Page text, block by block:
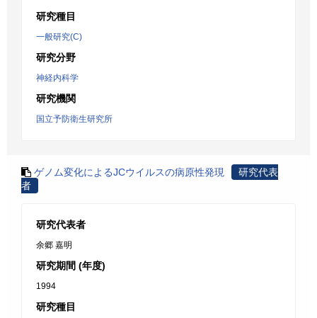
研究種目
一般研究(C)
研究分野
神経内科学
研究機関
国立予防衛生研究所
ゲノム変化によるJCウイルスの病原性発現
研究代表
者
研究代表者
余郷 嘉明
研究期間 (年度)
1994
研究種目